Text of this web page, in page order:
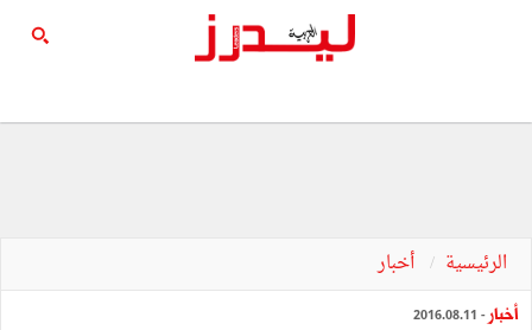
الرئيسية أخبار
أخبار - 2016.08.11